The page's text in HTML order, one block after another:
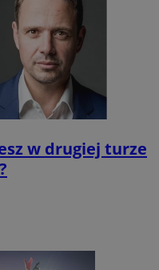
w drugiej turze